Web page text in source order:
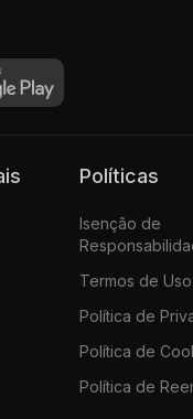
Políticas
Isenção de
Termos de Uso
Política de
Política de
Política de